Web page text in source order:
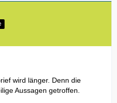
wird länger. Denn die
Aussagen getroffen.